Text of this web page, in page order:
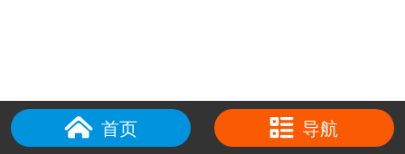
首页 导航